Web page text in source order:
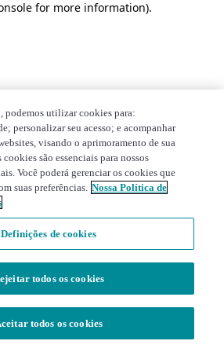
for more information).
podemos utilizar cookies para:
personalizar seu acesso; e acompanhar
visando o aprimoramento de sua
são essenciais para nossos
Você poderá gerenciar os cookies que
suas preferências. Nossa Política de
Definições de cookies
todos os cookies
todos os cookies